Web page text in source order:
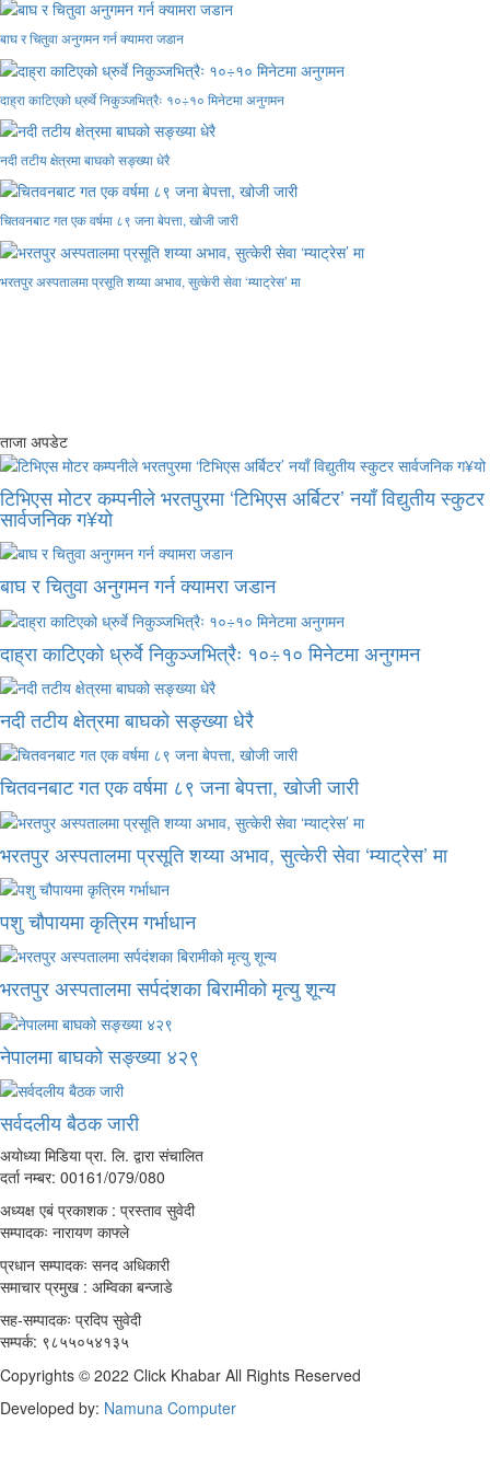
बाघ र चितुवा अनुगमन गर्न क्यामरा जडान
दाह्रा काटिएको ध्रुर्वे निकुञ्जभित्रैः १०÷१० मिनेटमा अनुगमन
नदी तटीय क्षेत्रमा बाघको सङ्ख्या धेरै
चितवनबाट गत एक वर्षमा ८९ जना बेपत्ता, खोजी जारी
भरतपुर अस्पतालमा प्रसूति शय्या अभाव, सुत्केरी सेवा ‘म्याट्रेस’ मा
ताजा अपडेट
टिभिएस मोटर कम्पनीले भरतपुरमा ‘टिभिएस अर्बिटर’ नयाँ विद्युतीय स्कुटर
सार्वजनिक ग¥यो
बाघ र चितुवा अनुगमन गर्न क्यामरा जडान
दाह्रा काटिएको ध्रुर्वे निकुञ्जभित्रैः १०÷१० मिनेटमा अनुगमन
नदी तटीय क्षेत्रमा बाघको सङ्ख्या धेरै
चितवनबाट गत एक वर्षमा ८९ जना बेपत्ता, खोजी जारी
भरतपुर अस्पतालमा प्रसूति शय्या अभाव, सुत्केरी सेवा ‘म्याट्रेस’ मा
पशु चौपायमा कृत्रिम गर्भाधान
भरतपुर अस्पतालमा सर्पदंशका बिरामीको मृत्यु शून्य
नेपालमा बाघको सङ्ख्या ४२९
सर्वदलीय बैठक जारी
अयोध्या मिडिया प्रा. लि. द्वारा संचालित
दर्ता नम्बर: 00161/079/080
अध्यक्ष एबं प्रकाशक : प्रस्ताव सुवेदी
सम्पादकः नारायण काफ्ले
प्रधान सम्पादकः सनद अधिकारी
समाचार प्रमुख : अम्विका बन्जाडे
सह-सम्पादकः प्रदिप सुवेदी
सम्पर्क: ९८५५०५४१३५
Copyrights © 2022 Click Khabar All Rights Reserved
Developed by: Namuna Computer